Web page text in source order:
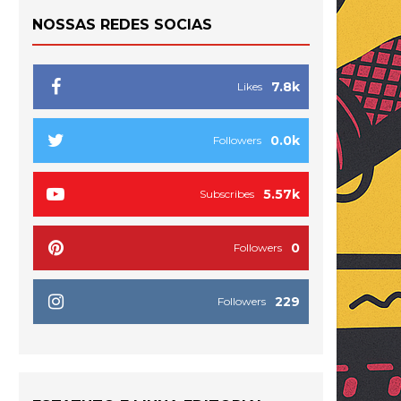
NOSSAS REDES SOCIAS
7.8k
Likes
0.0k
Followers
5.57k
Subscribes
0
Followers
229
Followers